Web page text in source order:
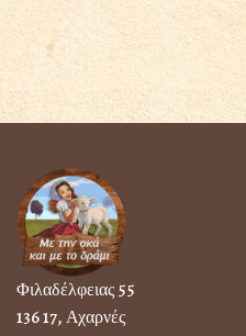
Φιλαδέλφειας 55
136 17, Αχαρνές